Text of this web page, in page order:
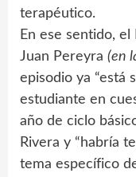
terapéutico.
En ese sentido,
Juan Pereyra (en
episodio ya “está
estudiante en
año de ciclo
Rivera y “habría
tema específico